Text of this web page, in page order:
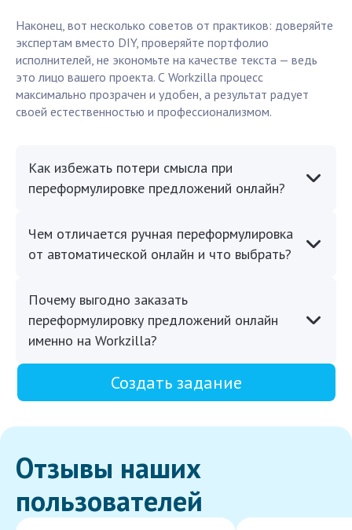
Наконец, вот несколько советов от практиков: доверяйте
экспертам вместо DIY, проверяйте портфолио
исполнителей, не экономьте на качестве текста — ведь
это лицо вашего проекта. С Workzilla процесс
максимально прозрачен и удобен, а результат радует
своей естественностью и профессионализмом.
Как избежать потери смысла при
переформулировке предложений онлайн?
Чем отличается ручная переформулировка
от автоматической онлайн и что выбрать?
Почему выгодно заказать
переформулировку предложений онлайн
именно на Workzilla?
Создать задание
Отзывы наших
пользователей